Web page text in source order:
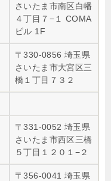
さいたま市南区白幡
４丁目７−１ COMA
ビル 1F
〒330-0856 埼玉県
さいたま市大宮区三
橋１丁目７３２
〒331-0052 埼玉県
さいたま市西区三橋
５丁目１２０１−２
〒356-0041 埼玉県